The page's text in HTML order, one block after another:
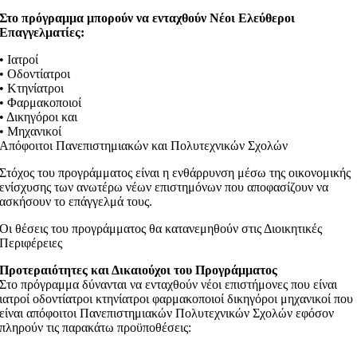
Στο πρόγραμμα μπορούν να ενταχθούν Νέοι Ελεύθεροι
Επαγγελματίες:
• Ιατροί
• Οδοντίατροι
• Κτηνίατροι
• Φαρμακοποιοί
• Δικηγόροι και
• Μηχανικοί
Απόφοιτοι Πανεπιστημιακών και Πολυτεχνικών Σχολών
Στόχος του προγράμματος είναι η ενθάρρυνση μέσω της οικονομικής
ενίσχυσης των ανωτέρω νέων επιστημόνων που αποφασίζουν να
ασκήσουν το επάγγελμά τους.
Οι θέσεις του προγράμματος θα κατανεμηθούν στις Διοικητικές
Περιφέρειες
Προτεραιότητες και Δικαιούχοι του Προγράμματος
Στο πρόγραμμα δύνανται να ενταχθούν νέοι επιστήμονες που είναι
ιατροί οδοντίατροι κτηνίατροι φαρμακοποιοί δικηγόροι μηχανικοί που
είναι απόφοιτοι Πανεπιστημιακών Πολυτεχνικών Σχολών εφόσον
πληρούν τις παρακάτω προϋποθέσεις: